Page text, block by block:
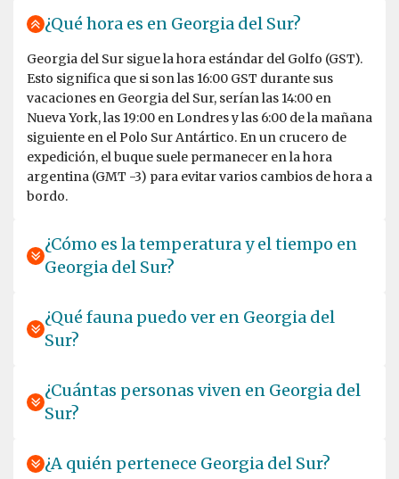
We saw so many beautifull animals and surroundings! It
the Falkland Islands and South Georgia. Great
expeditionteam and hospitalityteam on the ship.
Life experience
¿Qué hora es en Georgia del Sur?
Georgia del Sur sigue la hora estándar del Golfo (GST).
Esto significa que si son las 16:00 GST durante sus
vacaciones en Georgia del Sur, serían las 14:00 en
Nueva York, las 19:00 en Londres y las 6:00 de la mañana
siguiente en el Polo Sur Antártico. En un crucero de
expedición, el buque suele permanecer en la hora
argentina (GMT -3) para evitar varios cambios de hora a
bordo.
¿Cómo es la temperatura y el tiempo en
Georgia del Sur?
¿Qué fauna puedo ver en Georgia del
Sur?
¿Cuántas personas viven en Georgia del
Sur?
¿A quién pertenece Georgia del Sur?